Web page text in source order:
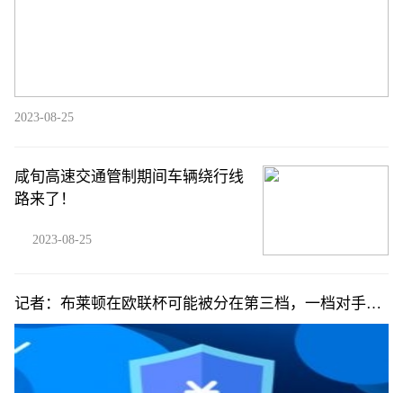
2023-08-25
咸旬高速交通管制期间车辆绕行线
路来了！
2023-08-25
记者：布莱顿在欧联杯可能被分在第三档，一档对手包
括罗马等队